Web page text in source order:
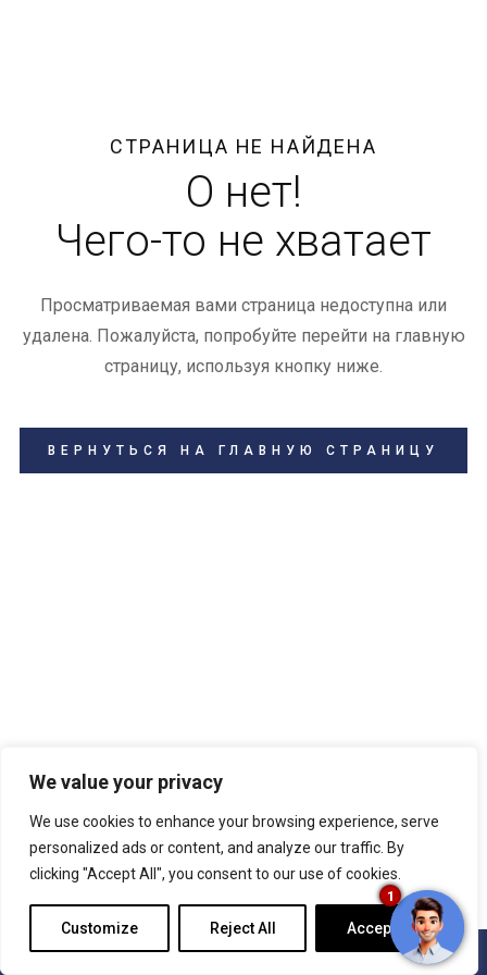
We value your privacy
We use cookies to enhance your browsing experience, serve
personalized ads or content, and analyze our traffic. By
clicking "Accept All", you consent to our use of cookies.
Customize Reject All Accept All
СТРАНИЦА НЕ НАЙДЕНА
О нет!
Чего-то не хватает
Просматриваемая вами страница недоступна или
удалена. Пожалуйста, попробуйте перейти на главную
страницу, используя кнопку ниже.
ВЕРНУТЬСЯ НА ГЛАВНУЮ СТРАНИЦУ
БРОНИРОВАНИЕ
1